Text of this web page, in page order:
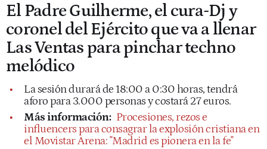
El Padre Guilherme, el cura-Dj y
coronel del Ejército que va a llenar
Las Ventas para pinchar techno
melódico
La sesión durará de 18:00 a 0:30 horas, tendrá
aforo para 3.000 personas y costará 27 euros.
Más información: Procesiones, rezos e
influencers para consagrar la explosión cristiana en
el Movistar Arena: "Madrid es pionera en la fe"